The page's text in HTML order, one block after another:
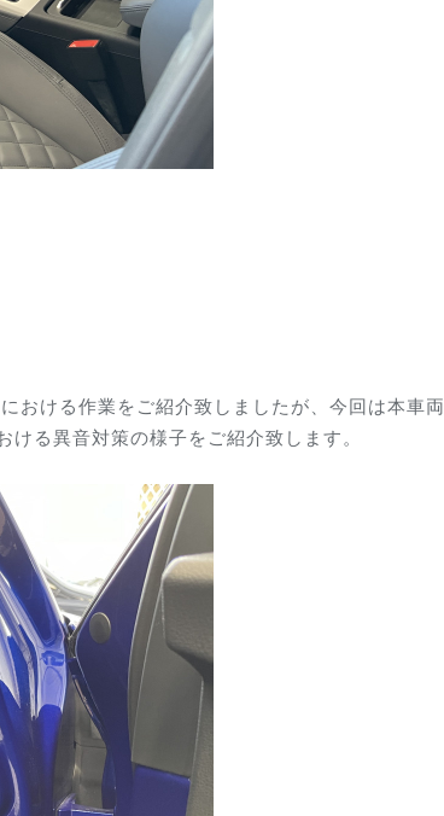
おける作業をご紹介致しましたが、 今回は本車両
ける異音対策の様子をご紹介致します。